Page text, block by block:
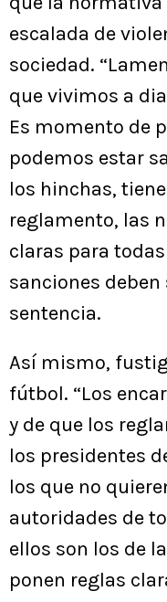
escalada de
sociedad.
que vivimos a
Es momento de
podemos estar
los hinchas,
reglamento, las
claras para
sanciones
sentencia.
Así mismo,
fútbol. “Los
y de que los
los presidentes
los que no
autoridades de
ellos son los de
ponen reglas